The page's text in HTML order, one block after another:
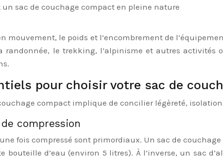
mouvement, le poids et l’encombrement de
randonnée, le trekking, l’alpinisme et autres
pour choisir votre sac de
compact implique de concilier légèreté,
compression
fois compressé sont primordiaux. Un sac de
bouteille d’eau (environ 5 litres). À l’inverse, un sac